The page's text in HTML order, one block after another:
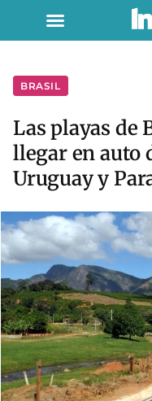
BRASIL
Las playas de
llegar en auto
Uruguay y